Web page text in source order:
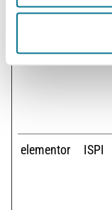
elementor ISPI